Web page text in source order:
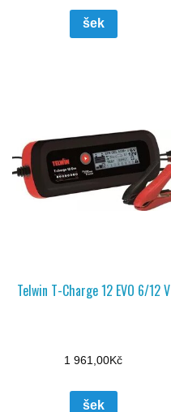
šek
Telwin T-Charge 12 EVO 6/12 V
1 961,00Kč
šek